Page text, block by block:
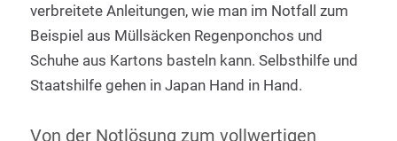
verbreitete Anleitungen, wie man im Notfall zum
Beispiel aus Müllsäcken Regenponchos und
Schuhe aus Kartons basteln kann. Selbsthilfe und
Staatshilfe gehen in Japan Hand in Hand.
Von der Notlösung zum vollwertigen